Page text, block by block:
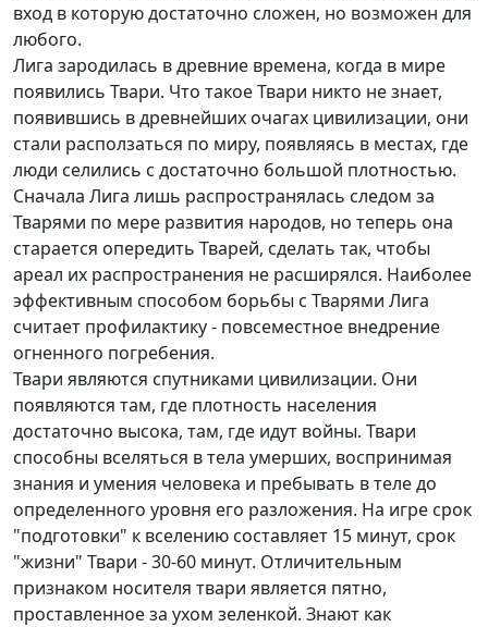
вход в которую достаточно сложен, но возможен для
любого.
Лига зародилась в древние времена, когда в мире
появились Твари. Что такое Твари никто не знает,
появившись в древнейших очагах цивилизации, они
стали расползаться по миру, появляясь в местах, где
люди селились с достаточно большой плотностью.
Сначала Лига лишь распространялась следом за
Тварями по мере развития народов, но теперь она
старается опередить Тварей, сделать так, чтобы
ареал их распространения не расширялся. Наиболее
эффективным способом борьбы с Тварями Лига
считает профилактику - повсеместное внедрение
огненного погребения.
Твари являются спутниками цивилизации. Они
появляются там, где плотность населения
достаточно высока, там, где идут войны. Твари
способны вселяться в тела умерших, воспринимая
знания и умения человека и пребывать в теле до
определенного уровня его разложения. На игре срок
"подготовки" к вселению составляет 15 минут, срок
"жизни" Твари - 30-60 минут. Отличительным
признаком носителя твари является пятно,
проставленное за ухом зеленкой. Знают как